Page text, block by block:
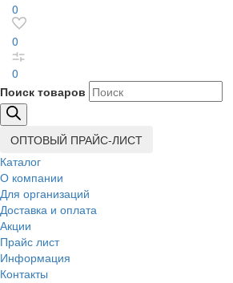
0
0
0
Поиск товаров
ОПТОВЫЙ ПРАЙС-ЛИСТ
Каталог
О компании
Для организаций
Доставка и оплата
Акции
Прайс лист
Информация
Контакты